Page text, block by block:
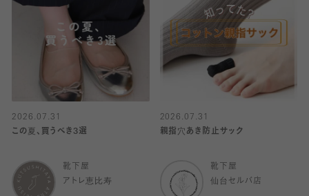
2026.07.31
この夏、買うべき3選
靴下屋
アトレ恵比寿
2026.07.31
親指穴あき防止サック
靴下屋
仙台セルバ店